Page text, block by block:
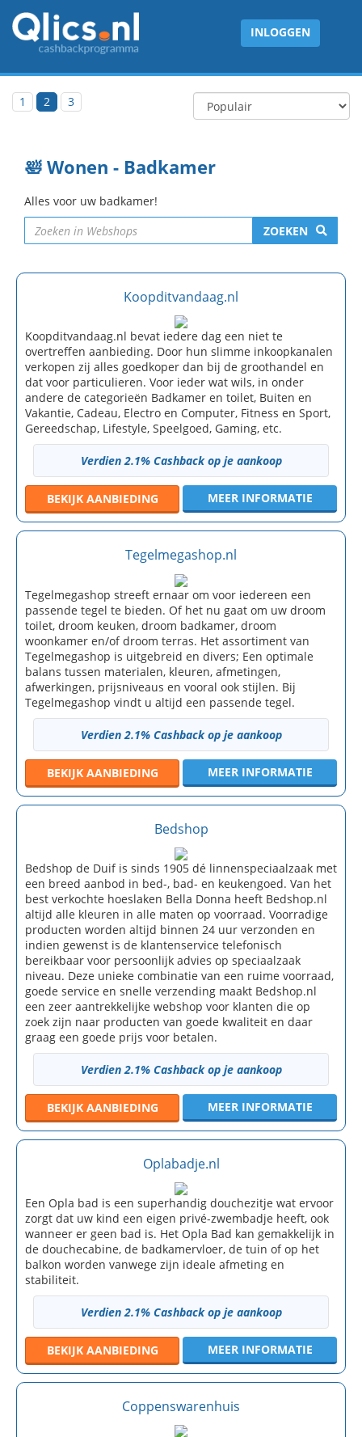
INLOGGEN
1 2 3
🛀 Wonen - Badkamer
Alles voor uw badkamer!
ZOEKEN
Koopditvandaag.nl
Koopditvandaag.nl bevat iedere dag een niet te
overtreffen aanbieding. Door hun slimme inkoopkanalen
verkopen zij alles goedkoper dan bij de groothandel en
dat voor particulieren. Voor ieder wat wils, in onder
andere de categorieën Badkamer en toilet, Buiten en
Vakantie, Cadeau, Electro en Computer, Fitness en Sport,
Gereedschap, Lifestyle, Speelgoed, Gaming, etc.
Verdien 2.1% Cashback op je aankoop
BEKIJK AANBIEDING MEER INFORMATIE
Tegelmegashop.nl
Tegelmegashop streeft ernaar om voor iedereen een
passende tegel te bieden. Of het nu gaat om uw droom
toilet, droom keuken, droom badkamer, droom
woonkamer en/of droom terras. Het assortiment van
Tegelmegashop is uitgebreid en divers; Een optimale
balans tussen materialen, kleuren, afmetingen,
afwerkingen, prijsniveaus en vooral ook stijlen. Bij
Tegelmegashop vindt u altijd een passende tegel.
Verdien 2.1% Cashback op je aankoop
BEKIJK AANBIEDING MEER INFORMATIE
Bedshop
Bedshop de Duif is sinds 1905 dé linnenspeciaalzaak met
een breed aanbod in bed-, bad- en keukengoed. Van het
best verkochte hoeslaken Bella Donna heeft Bedshop.nl
altijd alle kleuren in alle maten op voorraad. Voorradige
producten worden altijd binnen 24 uur verzonden en
indien gewenst is de klantenservice telefonisch
bereikbaar voor persoonlijk advies op speciaalzaak
niveau. Deze unieke combinatie van een ruime voorraad,
goede service en snelle verzending maakt Bedshop.nl
een zeer aantrekkelijke webshop voor klanten die op
zoek zijn naar producten van goede kwaliteit en daar
graag een goede prijs voor betalen.
Verdien 2.1% Cashback op je aankoop
BEKIJK AANBIEDING MEER INFORMATIE
Oplabadje.nl
Een Opla bad is een superhandig douchezitje wat ervoor
zorgt dat uw kind een eigen privé-zwembadje heeft, ook
wanneer er geen bad is. Het Opla Bad kan gemakkelijk in
de douchecabine, de badkamervloer, de tuin of op het
balkon worden vanwege zijn ideale afmeting en
stabiliteit.
Verdien 2.1% Cashback op je aankoop
BEKIJK AANBIEDING MEER INFORMATIE
Coppenswarenhuis